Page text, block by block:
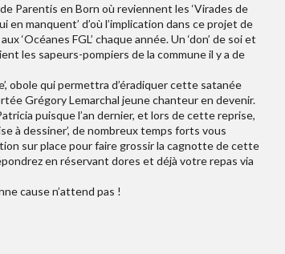
Parentis en Born où reviennent les ‘Virades de
en manquent’ d’où l’implication dans ce projet de
‘Océanes FGL’ chaque année. Un ‘don’ de soi et
les sapeurs-pompiers de la commune il y a de
obole qui permettra d’éradiquer cette satanée
Grégory Lemarchal jeune chanteur en devenir.
puisque l’an dernier, et lors de cette reprise,
à dessiner’, de nombreux temps forts vous
sur place pour faire grossir la cagnotte de cette
en réservant dores et déjà votre repas via
cause n’attend pas !